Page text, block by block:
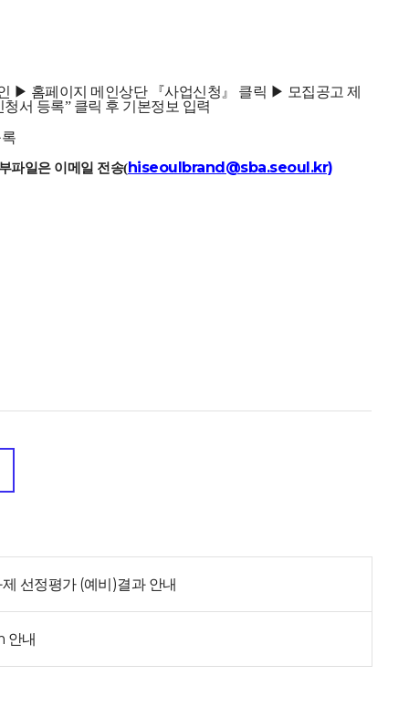
▶ 홈페이지 메인상단 『사업신청』 클릭 ▶ 모집공고 제
서 등록” 클릭 후 기본정보 입력
파일은 이메일 전송(hiseoulbrand@sba.seoul.kr)
선정평가 (예비)결과 안내
안내